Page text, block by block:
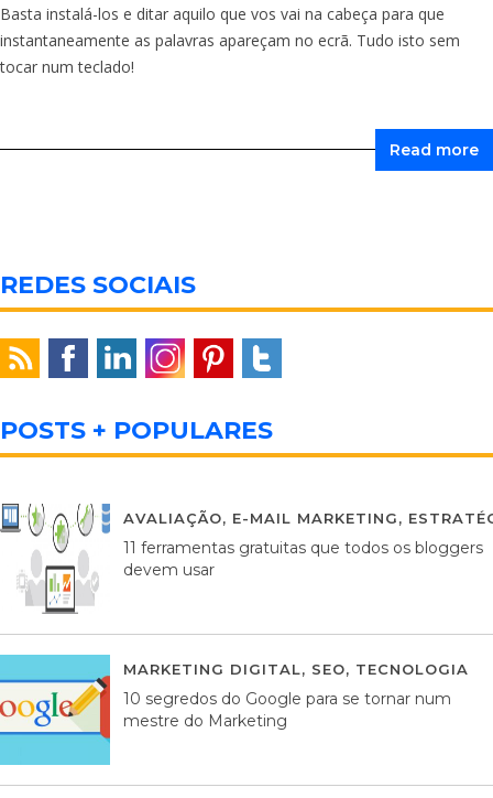
Basta instalá-los e ditar aquilo que vos vai na cabeça para que
instantaneamente as palavras apareçam no ecrã. Tudo isto sem
tocar num teclado!
Read more
REDES SOCIAIS
POSTS + POPULARES
AVALIAÇÃO, E-MAIL MARKETING,
11 ferramentas gratuitas que todos os bloggers
devem usar
MARKETING DIGITAL, SEO, TECNOLOGIA
10 segredos do Google para se tornar num
mestre do Marketing